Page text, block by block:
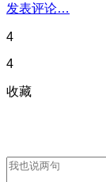
发表评论…
4
4
收藏